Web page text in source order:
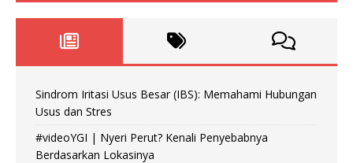
Sindrom Iritasi Usus Besar (IBS): Memahami Hubungan
Usus dan Stres
#videoYGI | Nyeri Perut? Kenali Penyebabnya
Berdasarkan Lokasinya